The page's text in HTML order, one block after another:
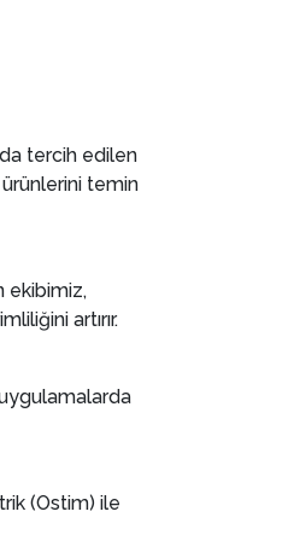
tercih edilen
temin
ekibimiz,
artırır.
(Ostim) ile